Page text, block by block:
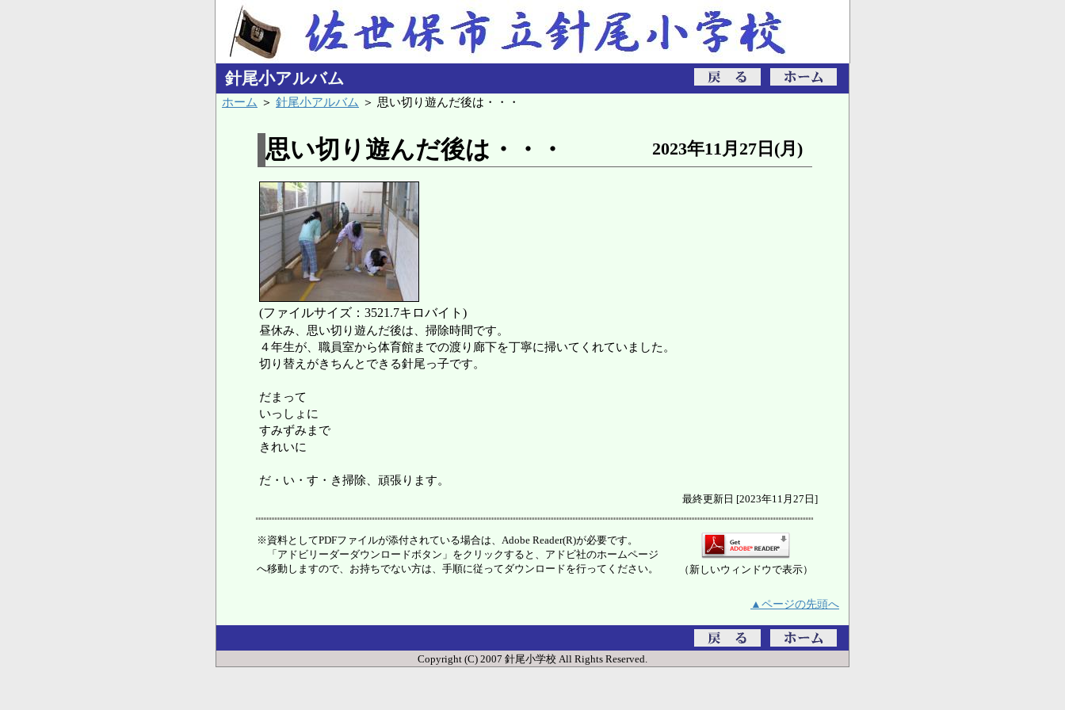
針尾小アルバム
ホーム ＞ 針尾小アルバム ＞ 思い切り遊んだ後は・・・
思い切り遊んだ後は・・・ 2023年11月27日(月)
(ファイルサイズ：3521.7キロバイト)
昼休み、思い切り遊んだ後は、掃除時間です。
４年生が、職員室から体育館までの渡り廊下を丁寧に掃いてくれていました。
切り替えがきちんとできる針尾っ子です。
だまって
いっしょに
すみずみまで
きれいに
だ・い・す・き掃除、頑張ります。
最終更新日 [2023年11月27日]
※資料としてPDFファイルが添付されている場合は、Adobe Reader(R)が必要です。
「アドビリーダーダウンロードボタン」をクリックすると、アドビ社のホームページ
へ移動しますので、お持ちでない方は、手順に従ってダウンロードを行ってください。
（新しいウィンドウで表示）
▲ページの先頭へ
Copyright (C) 2007 針尾小学校 All Rights Reserved.